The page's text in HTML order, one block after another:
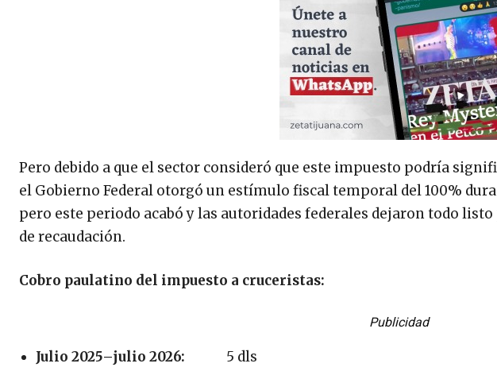
Pero debido a que el sector consideró que este impuesto podría
el Gobierno Federal otorgó un estímulo fiscal temporal del 100%
pero este periodo acabó y las autoridades federales dejaron todo
de recaudación.
Cobro paulatino del impuesto a cruceristas:
Publicidad
Julio 2025–julio 2026:
5 dls